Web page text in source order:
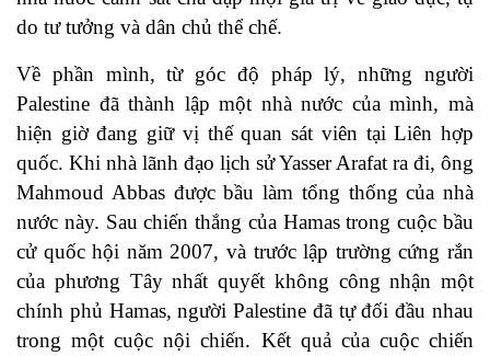
do tư tưởng và dân chủ thể chế.
Về phần mình, từ góc độ pháp lý, những người
Palestine đã thành lập một nhà nước của mình, mà
hiện giờ đang giữ vị thế quan sát viên tại Liên hợp
quốc. Khi nhà lãnh đạo lịch sử Yasser Arafat ra đi, ông
Mahmoud Abbas được bầu làm tổng thống của nhà
nước này. Sau chiến thắng của Hamas trong cuộc bầu
cử quốc hội năm 2007, và trước lập trường cứng rắn
của phương Tây nhất quyết không công nhận một
chính phủ Hamas, người Palestine đã tự đối đầu nhau
trong một cuộc nội chiến. Kết quả của cuộc chiến